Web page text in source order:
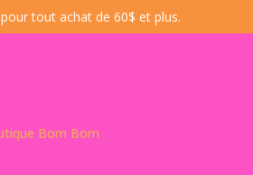
pour tout achat de 60$ et plus.